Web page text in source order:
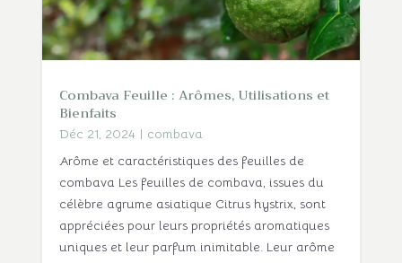
Combava Feuille : Arômes, Utilisations et
Bienfaits
Déc 21, 2024 | combava
Arôme et caractéristiques des feuilles de
combava Les feuilles de combava, issues du
célèbre agrume asiatique Citrus hystrix, sont
appréciées pour leurs propriétés aromatiques
uniques et leur parfum inimitable. Leur arôme